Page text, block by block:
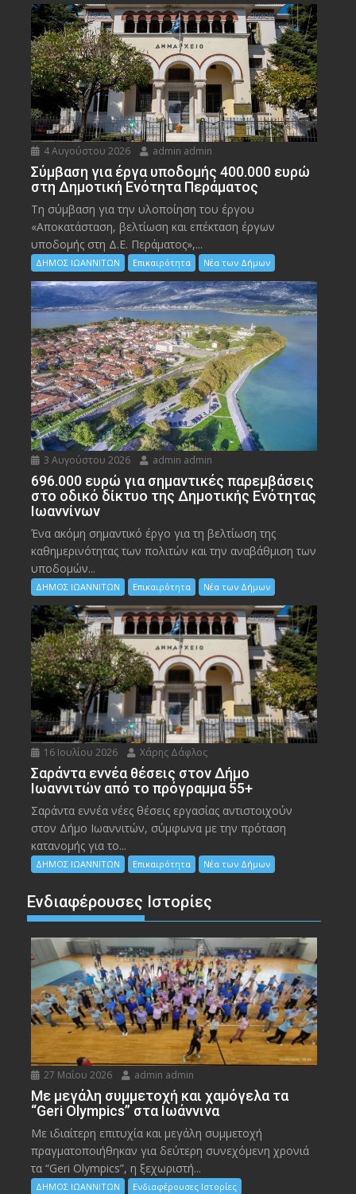
4 Αυγούστου 2026 admin admin
Σύμβαση για έργα υποδομής 400.000 ευρώ
στη Δημοτική Ενότητα Περάματος
Τη σύμβαση για την υλοποίηση του έργου
«Αποκατάσταση, βελτίωση και επέκταση έργων
υποδομής στη Δ.Ε. Περάματος»,...
ΔΗΜΟΣ ΙΩΑΝΝΙΤΩΝ Επικαιρότητα Νέα των Δήμων
3 Αυγούστου 2026 admin admin
696.000 ευρώ για σημαντικές παρεμβάσεις
στο οδικό δίκτυο της Δημοτικής Ενότητας
Ιωαννίνων
Ένα ακόμη σημαντικό έργο για τη βελτίωση της
καθημερινότητας των πολιτών και την αναβάθμιση των
υποδομών...
ΔΗΜΟΣ ΙΩΑΝΝΙΤΩΝ Επικαιρότητα Νέα των Δήμων
16 Ιουλίου 2026 Χάρης Δάφλος
Σαράντα εννέα θέσεις στον Δήμο
Ιωαννιτών από το πρόγραμμα 55+
Σαράντα εννέα νέες θέσεις εργασίας αντιστοιχούν
στον Δήμο Ιωαννιτών, σύμφωνα με την πρόταση
κατανομής για το...
ΔΗΜΟΣ ΙΩΑΝΝΙΤΩΝ Επικαιρότητα Νέα των Δήμων
Ενδιαφέρουσες Ιστορίες
27 Μαΐου 2026 admin admin
Με μεγάλη συμμετοχή και χαμόγελα τα
“Geri Olympics” στα Ιωάννινα
Με ιδιαίτερη επιτυχία και μεγάλη συμμετοχή
πραγματοποιήθηκαν για δεύτερη συνεχόμενη χρονιά
τα “Geri Olympics”, η ξεχωριστή...
ΔΗΜΟΣ ΙΩΑΝΝΙΤΩΝ Ενδιαφέρουσες Ιστορίες